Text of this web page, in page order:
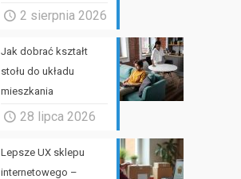
2 sierpnia 2026
Jak dobrać kształt
stołu do układu
mieszkania
28 lipca 2026
Lepsze UX sklepu
internetowego –